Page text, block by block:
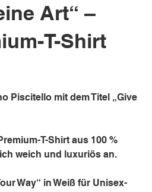
Art“ –
T-Shirt
Piscitello mit dem Titel „Give
T-Shirt aus 100 %
weich und luxuriös an.
Way“ in Weiß für Unisex-